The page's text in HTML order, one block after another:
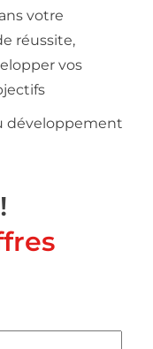
votre
réussite,
vos
développement